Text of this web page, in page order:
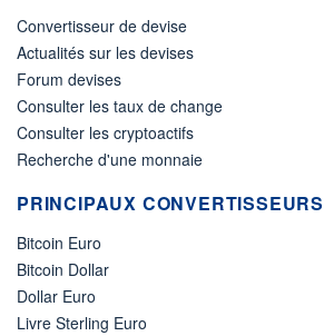
Convertisseur de devise
Actualités sur les devises
Forum devises
Consulter les taux de change
Consulter les cryptoactifs
Recherche d'une monnaie
PRINCIPAUX CONVERTISSEURS
Bitcoin Euro
Bitcoin Dollar
Dollar Euro
Livre Sterling Euro